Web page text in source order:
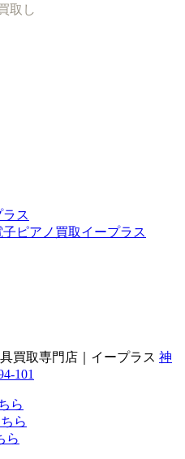
取し
ス
ピアノ買取イープラス
買取専門店｜イープラス 神
101
ら
ら
ら